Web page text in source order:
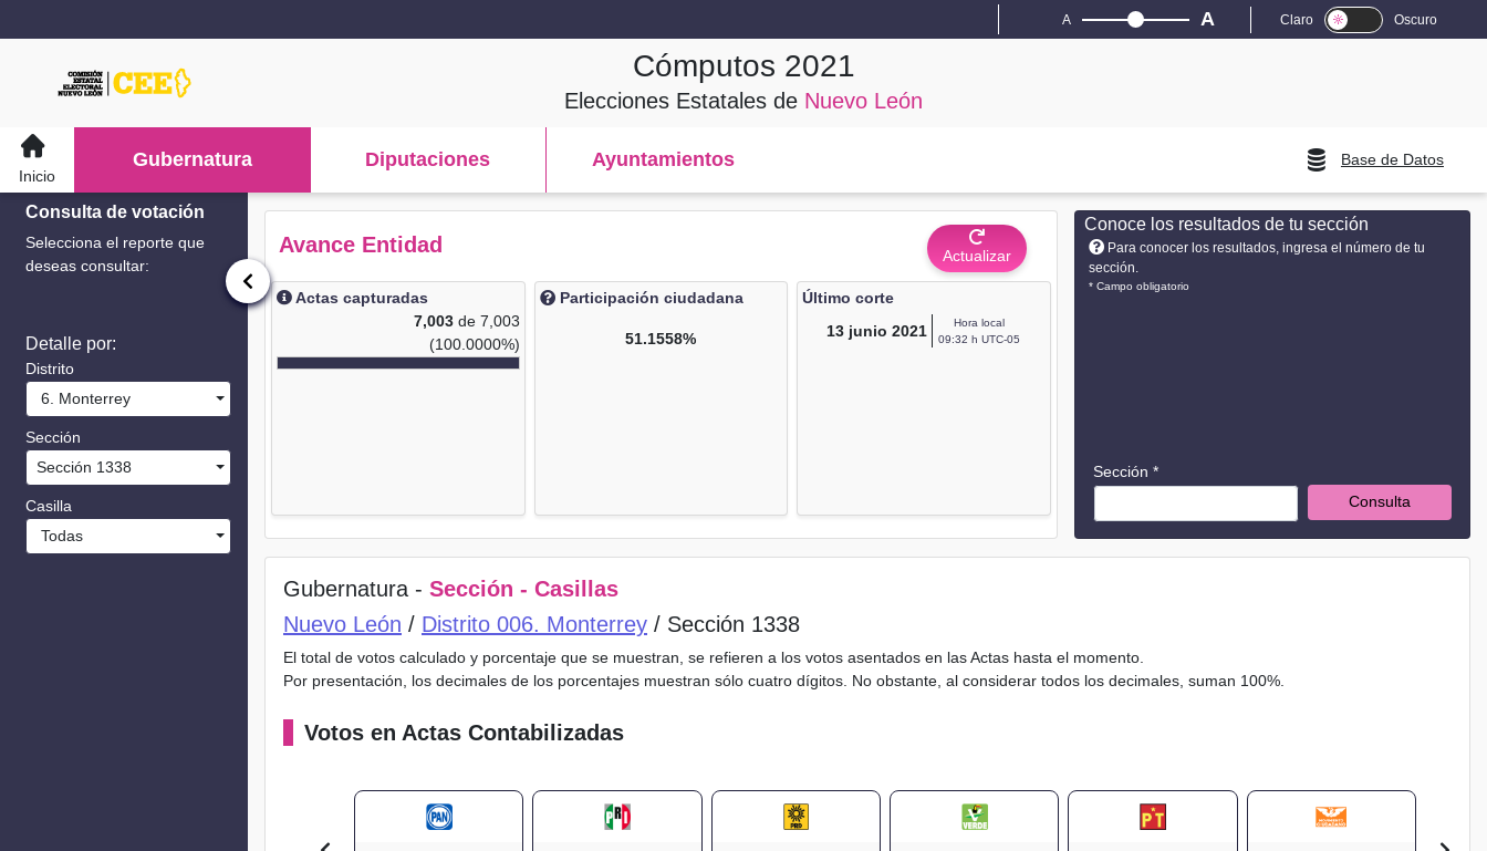
A A Claro Oscuro
Cómputos 2021
Elecciones Estatales de Nuevo León
Inicio
Gubernatura Diputaciones Ayuntamientos Base de Datos
Consulta de votación
Selecciona el reporte que
deseas consultar:
Detalle por:
Distrito
6. Monterrey
Sección
Sección 1338
Casilla
Todas
Avance Entidad Actualizar
Actas capturadas
7,003 de 7,003
(100.0000%)
Participación ciudadana
51.1558%
Último corte
13 junio 2021
Hora local
09:32 h UTC-05
Conoce los resultados de tu sección
Para conocer los resultados, ingresa el número de tu
sección.
* Campo obligatorio
Sección *
Consulta
Gubernatura - Sección - Casillas
Nuevo León / Distrito 006. Monterrey / Sección 1338
El total de votos calculado y porcentaje que se muestran, se refieren a los votos asentados en las Actas hasta el momento.
Por presentación, los decimales de los porcentajes muestran sólo cuatro dígitos. No obstante, al considerar todos los decimales, suman 100%.
Votos en Actas Contabilizadas